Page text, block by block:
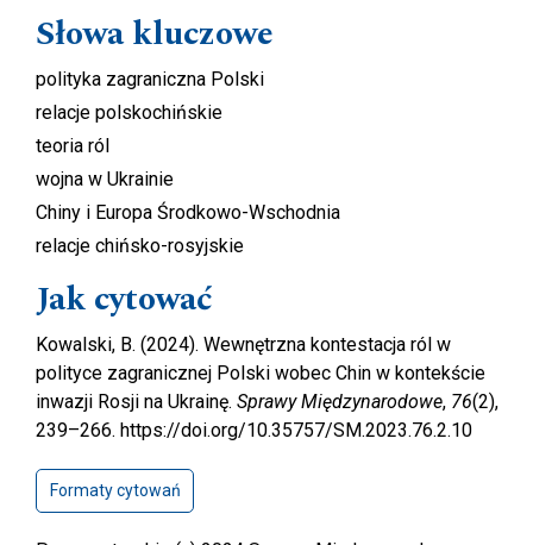
Słowa kluczowe
polityka zagraniczna Polski
relacje polskochińskie
teoria ról
wojna w Ukrainie
Chiny i Europa Środkowo-Wschodnia
relacje chińsko-rosyjskie
Jak cytować
Kowalski, B. (2024). Wewnętrzna kontestacja ról w
polityce zagranicznej Polski wobec Chin w kontekście
inwazji Rosji na Ukrainę. Sprawy Międzynarodowe, 76(2),
239–266. https://doi.org/10.35757/SM.2023.76.2.10
Formaty cytowań